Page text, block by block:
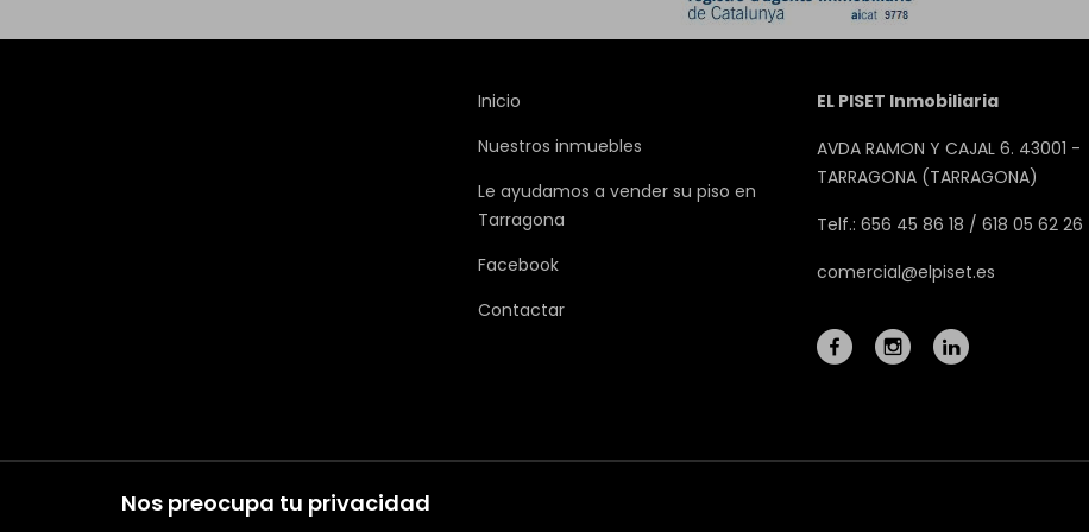
Nos preocupa tu privacidad
Inicio
Nuestros inmuebles
Le ayudamos a vender su piso en
Tarragona
Facebook
Contactar
EL PISET Inmobiliaria
AVDA RAMON Y CAJAL 6. 43001 -
TARRAGONA (TARRAGONA)
Telf.: 656 45 86 18 / 618 05 62 26
comercial@elpiset.es